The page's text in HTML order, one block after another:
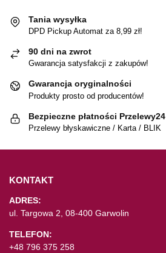
Tania wysyłka
DPD Pickup Automat za 8,99 zł!
90 dni na zwrot
Gwarancja satysfakcji z zakupów!
Gwarancja oryginalności
Produkty prosto od producentów!
Bezpieczne płatności Przelewy24
Przelewy błyskawiczne / Karta / BLIK
KONTAKT
ADRES:
ul. Targowa 2, 08-400 Garwolin
TELEFON:
+48 796 375 258